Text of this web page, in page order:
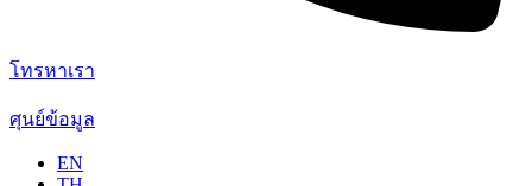
โทรหาเรา
ศุนย์ข้อมูล
EN